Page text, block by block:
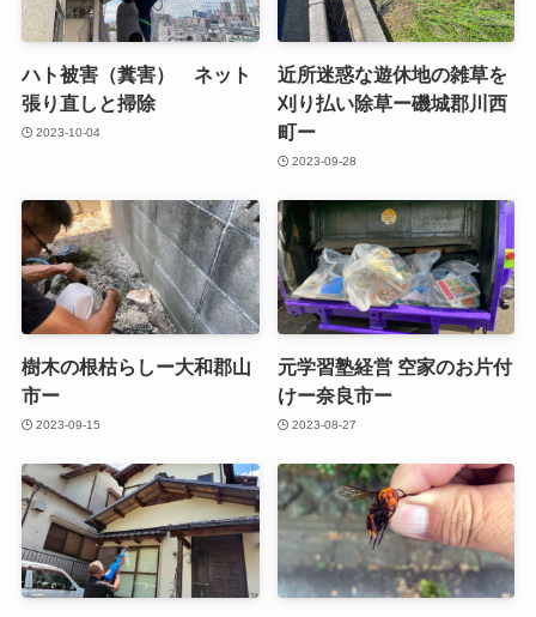
ハト被害（糞害） ネット
張り直しと掃除
2023-10-04
近所迷惑な遊休地の雑草を
刈り払い除草ー磯城郡川西
町ー
2023-09-28
樹木の根枯らしー大和郡山
市ー
2023-09-15
元学習塾経営 空家のお片付
けー奈良市ー
2023-08-27